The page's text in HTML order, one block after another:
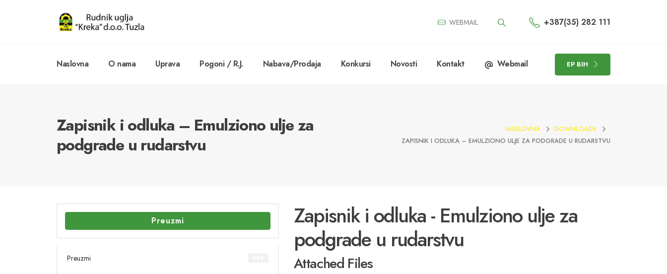
WEBMAIL +387(35) 282 111
Naslovna O nama Uprava Pogoni / R.J. Nabava/Prodaja Konkursi Novosti Kontakt Webmail EP BIH
Zapisnik i odluka – Emulziono ulje za
podgrade u rudarstvu
NASLOVNA
DOWNLOADS
ZAPISNIK I ODLUKA – EMULZIONO ULJE ZA PODGRADE U RUDARSTVU
Preuzmi
Preuzmi
Zapisnik i odluka - Emulziono ulje za
podgrade u rudarstvu
Attached Files